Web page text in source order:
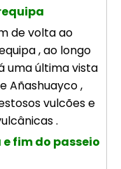
de volta ao
, ao longo
uma última vista
Añashuayco ,
vulcões e
.
fim do passeio